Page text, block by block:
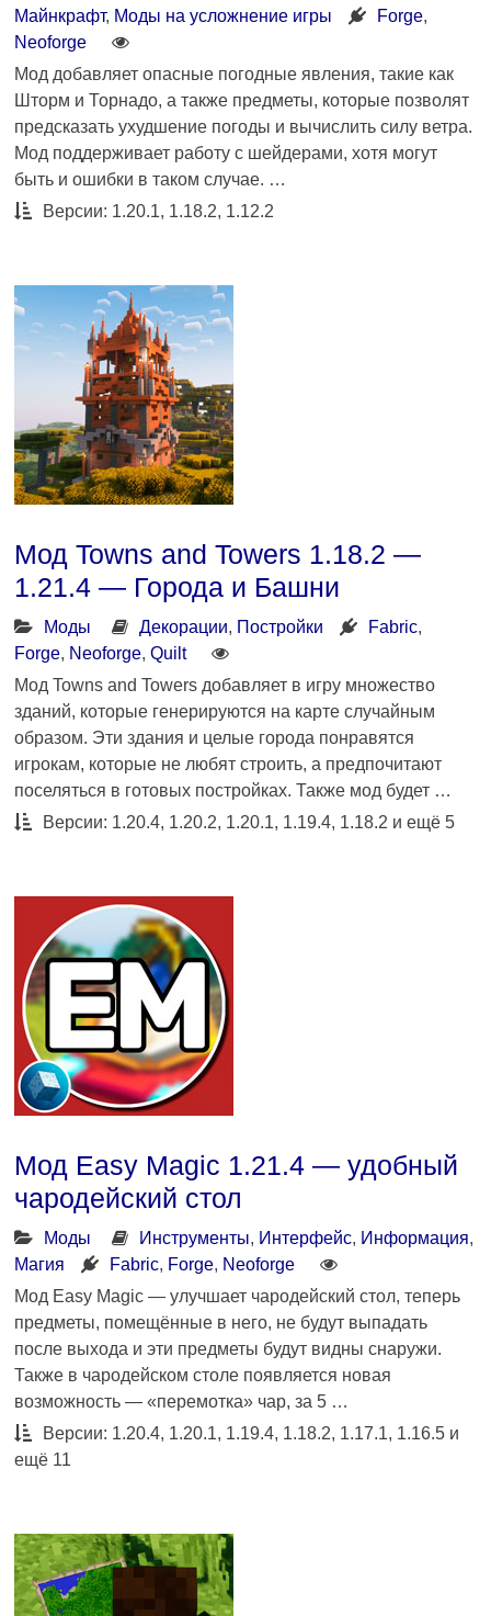
Майнкрафт, Моды на усложнение игры Forge,
Neoforge
Мод добавляет опасные погодные явления, такие как
Шторм и Торнадо, а также предметы, которые позволят
предсказать ухудшение погоды и вычислить силу ветра.
Мод поддерживает работу с шейдерами, хотя могут
быть и ошибки в таком случае. …
Версии: 1.20.1, 1.18.2, 1.12.2
Мод Towns and Towers 1.18.2 —
1.21.4 — Города и Башни
Моды Декорации, Постройки Fabric,
Forge, Neoforge,Quilt
Мод Towns and Towers добавляет в игру множество
зданий, которые генерируются на карте случайным
образом. Эти здания и целые города понравятся
игрокам, которые не любят строить, а предпочитают
поселяться в готовых постройках. Также мод будет …
Версии: 1.20.4, 1.20.2, 1.20.1, 1.19.4, 1.18.2 и ещё 5
Мод Easy Magic 1.21.4 — удобный
чародейский стол
Моды Инструменты, Интерфейс, Информация,
Магия
Fabric, Forge, Neoforge
Мод Easy Magic — улучшает чародейский стол, теперь
предметы, помещённые в него, не будут выпадать
после выхода и эти предметы будут видны снаружи.
Также в чародейском столе появляется новая
возможность — «перемотка» чар, за 5 …
Версии: 1.20.4, 1.20.1, 1.19.4, 1.18.2, 1.17.1, 1.16.5 и
ещё 11